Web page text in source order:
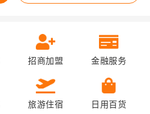
招商加盟 金融服务
旅游住宿 日用百货